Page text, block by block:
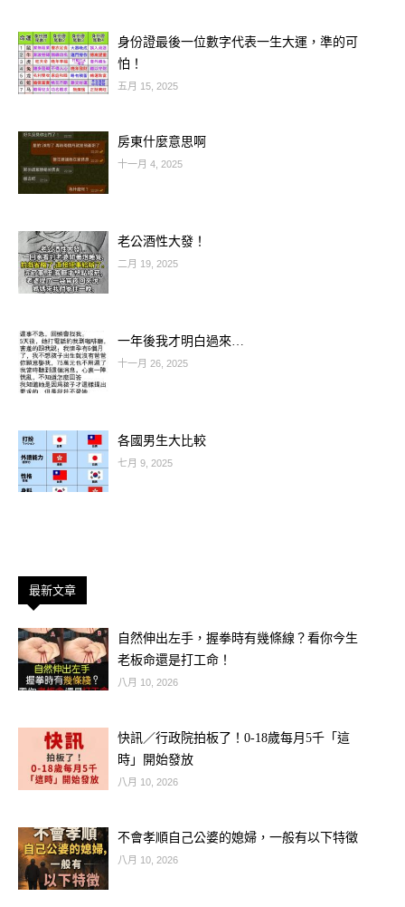
相識」的感應。
奪金密技： 買彩券時，若腦中突然跳
出某個電話號碼、車牌或日期，請務必
填入。
屬狗的朋友在 2026 丙午年本身就有
「火土相生」的好運，而今日適逢財帛
財」，適合與工作夥伴集資包牌，集眾
人之氣奪大獎。
🐏 屬羊人：六合加持，喜氣盈門
屬羊的朋友是 2026 年的幸運寵兒。今
極有可能是為您準備的春節大禮。
🐷 屬豬人：水潤乾坤，意外驚喜
屬豬的人今日走的是「食神生財」運，
報。即便您原本沒有打算要買，路過彩
券行時也請停下腳步，驚喜往往在不經
意間出現。
🔱 第二部分：星座財富相位分析【射
手、巨蟹、牡羊、雙魚】
身份證最後一位數字代表一生大運，準的可
怕！
五月 15, 2025
房東什麼意思啊
十一月 4, 2025
老公酒性大發！
二月 19, 2025
一年後我才明白過來…
十一月 26, 2025
各國男生大比較
七月 9, 2025
最新文章
自然伸出左手，握拳時有幾條線？看你今生
老板命還是打工命！
八月 10, 2026
快訊／行政院拍板了！0-18歲每月5千「這
時」開始發放
八月 10, 2026
不會孝順自己公婆的媳婦，一般有以下特徵
八月 10, 2026